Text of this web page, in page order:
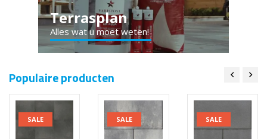
Terrasplan
Alles wat u moet weten!
Populaire producten
SALE SALE SALE